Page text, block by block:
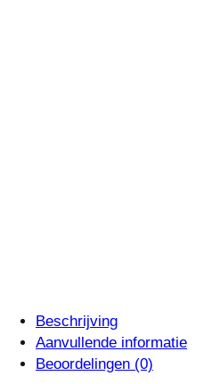
Beschrijving
Aanvullende informatie
Beoordelingen (0)